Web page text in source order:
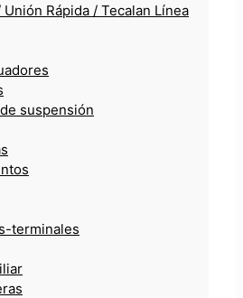
Rápida / Tecalan Línea
suspensión
terminales